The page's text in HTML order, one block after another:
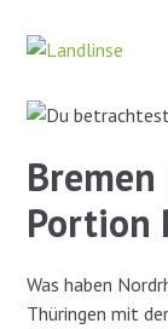
Inhalt
springen
Portion
Was haben
Thüringen mit